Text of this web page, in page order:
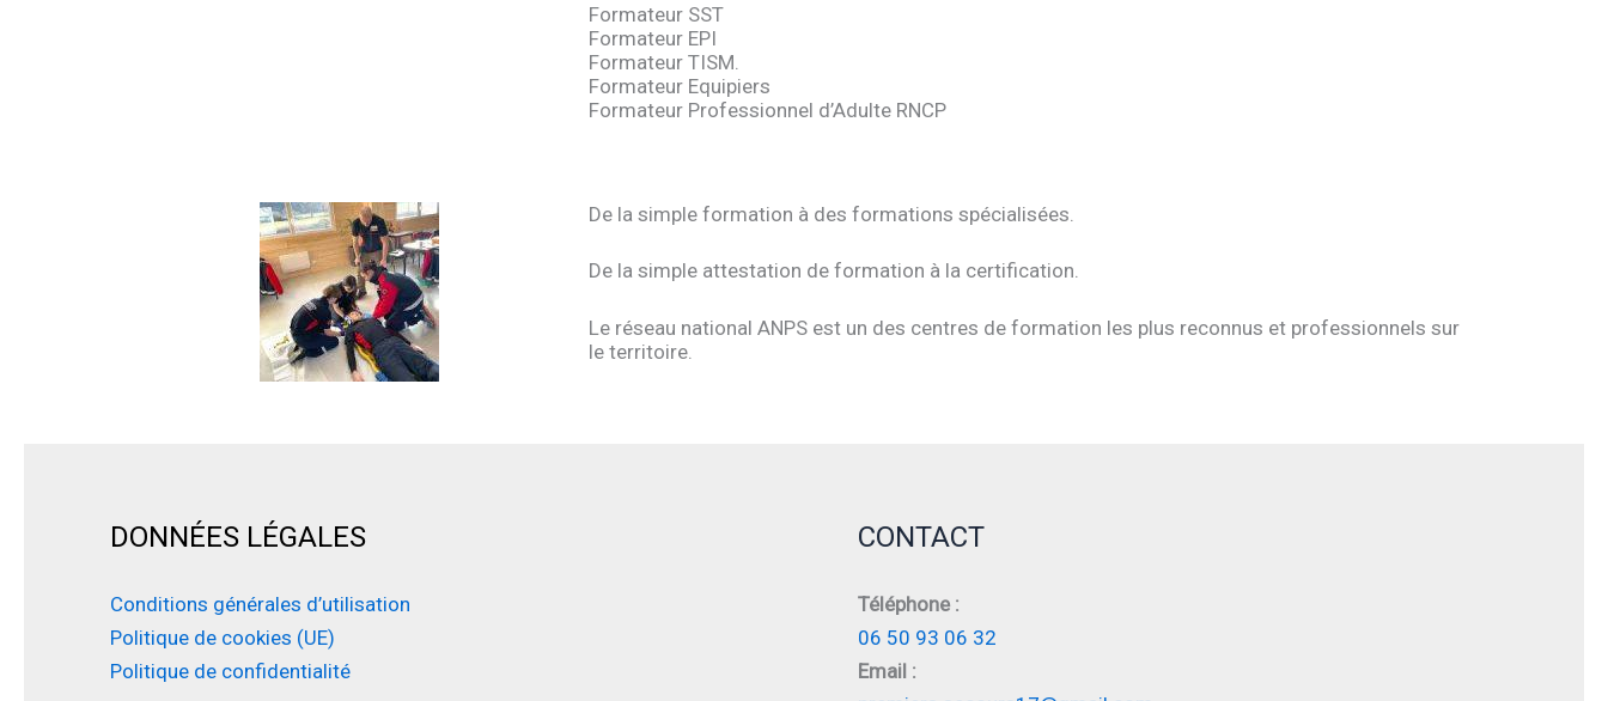
Formateur SST
Formateur EPI
Formateur TISM.
Formateur Equipiers
Formateur Professionnel d’Adulte RNCP
De la simple formation à des formations spécialisées.
De la simple attestation de formation à la certification.
Le réseau national ANPS est un des centres de formation les plus reconnus et professionnels sur
le territoire.
DONNÉES LÉGALES
Conditions générales d’utilisation
Politique de cookies (UE)
Politique de confidentialité
CONTACT
Téléphone :
06 50 93 06 32
Email :